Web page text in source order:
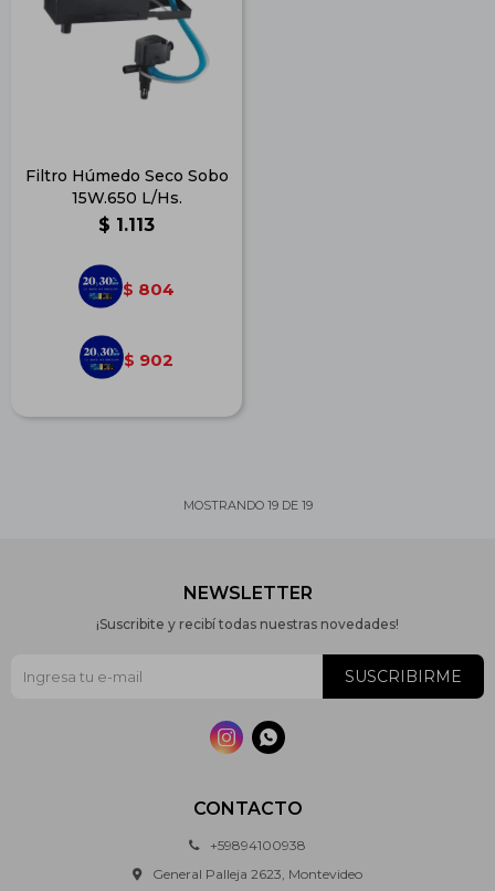
Filtro Húmedo Seco Sobo
15W.650 L/Hs.
$ 1.113
$ 804
$ 902
MOSTRANDO 19DE 19
CONTACTO
+59894100938
General Palleja 2623, Montevideo
NEWSLETTER
¡Suscribite y recibí todas nuestras novedades!
SUSCRIBIRME
 